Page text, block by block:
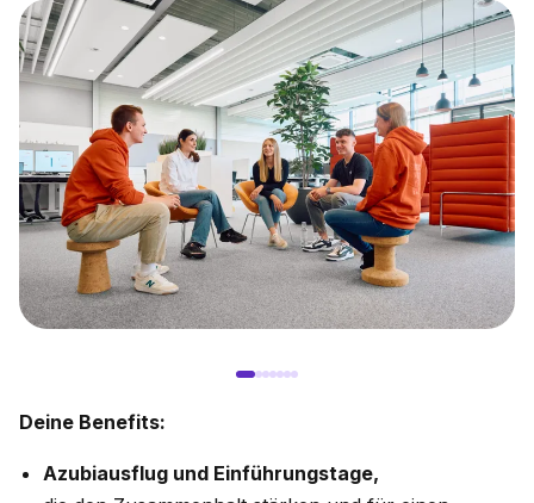
Deine Benefits:
Azubiausflug und Einführungstage,